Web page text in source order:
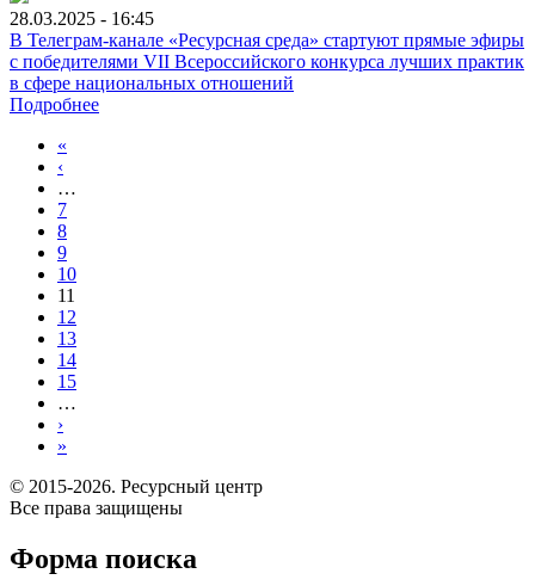
28.03.2025 - 16:45
В Телеграм-канале «Ресурсная среда» стартуют прямые эфиры
с победителями VII Всероссийского конкурса лучших практик
в сфере национальных отношений
Подробнее
«
‹
…
7
8
9
10
11
12
13
14
15
…
›
»
© 2015-2026. Ресурсный центр
Все права защищены
Форма поиска